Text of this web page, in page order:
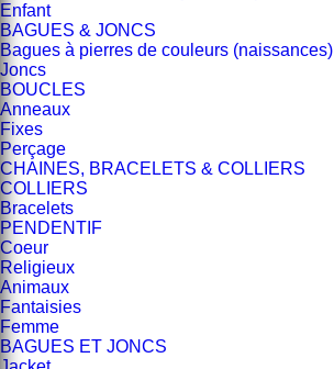
Enfant
BAGUES & JONCS
Bagues à pierres de couleurs (naissances)
Joncs
BOUCLES
Anneaux
Fixes
Perçage
CHAINES, BRACELETS & COLLIERS
COLLIERS
Bracelets
PENDENTIF
Coeur
Religieux
Animaux
Fantaisies
Femme
BAGUES ET JONCS